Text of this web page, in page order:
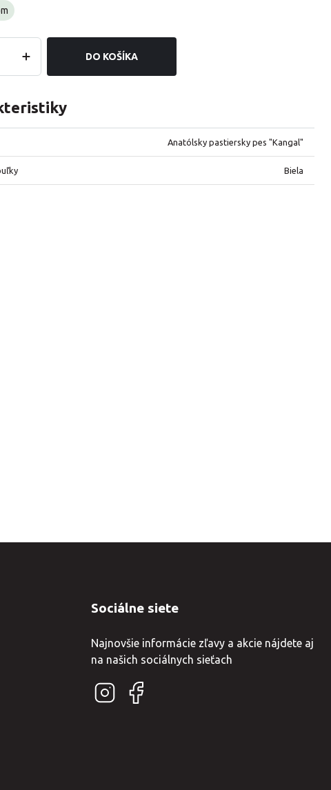
DO KOŠÍKA
Anatólsky pastiersky pes "Kangal"
Biela
Sociálne siete
Najnovšie informácie zľavy a akcie nájdete aj
na našich sociálnych sieťach